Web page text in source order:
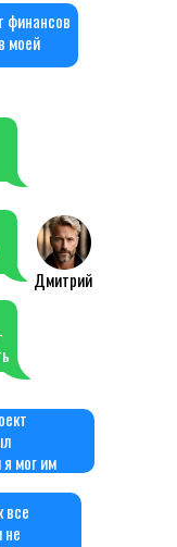
финансов
моей
мог им
все
не
Дмитрий